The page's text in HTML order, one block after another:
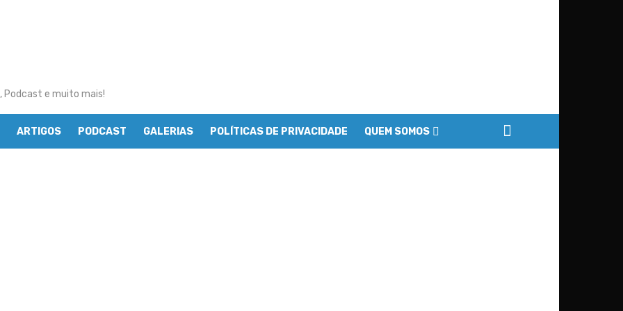
Podcast e muito mais!
ARTIGOS PODCAST GALERIAS POLÍTICAS DE PRIVACIDADE QUEM SOMOS